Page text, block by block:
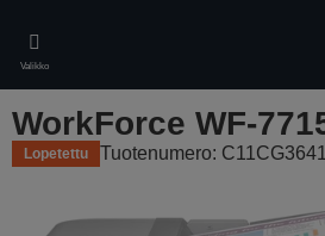
main
content
Valikko
WorkForce WF-
Lopetettu Tuotenumero: